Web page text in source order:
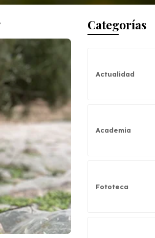
Categorías
Actualidad
Academia
Fototeca